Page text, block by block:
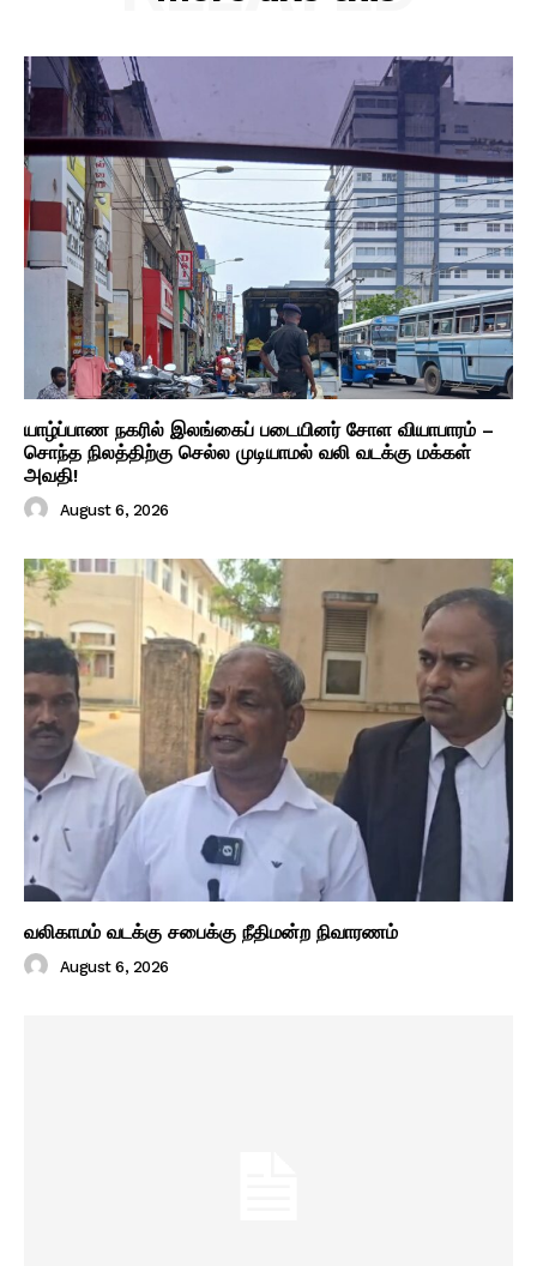
யாழ்ப்பாண நகரில் இலங்கைப் படையினர் சோள வியாபாரம் –
சொந்த நிலத்திற்கு செல்ல முடியாமல் வலி வடக்கு மக்கள்
அவதி!
August 6, 2026
வலிகாமம் வடக்கு சபைக்கு நீதிமன்ற நிவாரணம்
August 6, 2026